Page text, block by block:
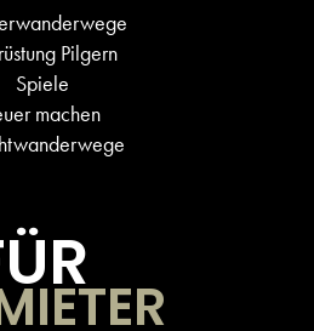
Pilgern
Spiele
machen